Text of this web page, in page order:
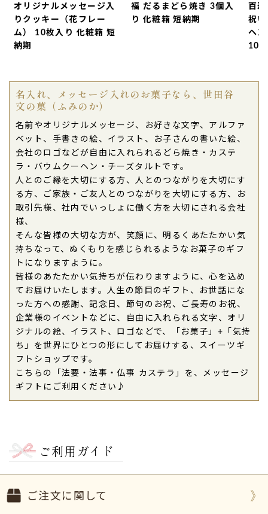
オリジナルメッセージ入
りクッキー（花フレー
ム） 10枚入り 化粧箱 短
納期
福 だるまどら焼き 3個入
り 化粧箱 短納期
百
祝
ヘ
100
名入れ、メッセージ入れのお菓子なら、世田谷
文の菓（ふみのか）
名前やオリジナルメッセージ、お好きな文字、アルファ
ベット、手書きの絵、イラスト、お子さんの書いた絵、
会社のロゴなどが自由に入れられるどら焼き・カステ
ラ・バウムクーヘン・チーズタルトです。
人とのご縁を大切にする方、人とのつながりを大切にす
る方、ご家族・ご友人とのつながりを大切にする方、お
取引先様、社内でいっしょに働く方を大切にされる会社
様、
そんな皆様の大切な方が、笑顔に、明るくあたたかい気
持ちなって、ぬくもりを感じられるようなお菓子のギフ
トになりますように。
皆様のあたたかい気持ちが伝わりますように、心を込め
てお届けいたします。人生の節目のギフト、お世話にな
った方への感謝、記念日、節句のお祝、ご長寿のお祝、
企業様のイベントなどに、自由に入れられる文字、オリ
ジナルの絵、イラスト、ロゴなどで、「お菓子」+「気持
ち」を世界にひとつの形にしてお届けする、スイーツギ
フトショップです。
こちらの「法要・法事・仏事 カステラ」を、メッセージ
ギフトにご利用ください♪
ご利用ガイド
ご注文に関して